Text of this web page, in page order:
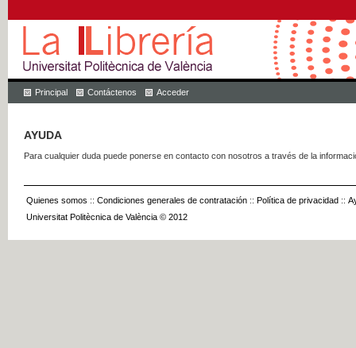
Principal Contáctenos Acceder
AYUDA
Para cualquier duda puede ponerse en contacto con nosotros a través de la
Quienes somos :: Condiciones generales de contratación :: Política de privacidad ::
Universitat Politècnica de València © 2012